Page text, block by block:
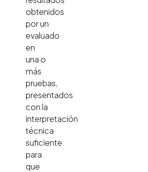
obtenidos
por un
evaluado
en
una o
más
pruebas,
presentados
con la
interpretación
técnica
suficiente
para
que